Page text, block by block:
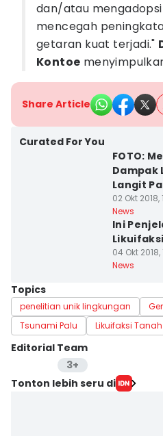
dan/atau
mencegah
getaran kuat terjadi."
Kontoe
Share Article
Curated For You
FOTO:
Dampak
Langit
02 Okt 2018,
News
Ini
04 Okt 2018,
News
Topics
penelitian unik lingkungan
Tsunami Palu
Likuifaksi Tanah
Editorial Team
3+
Editor
Tonton lebih seru di